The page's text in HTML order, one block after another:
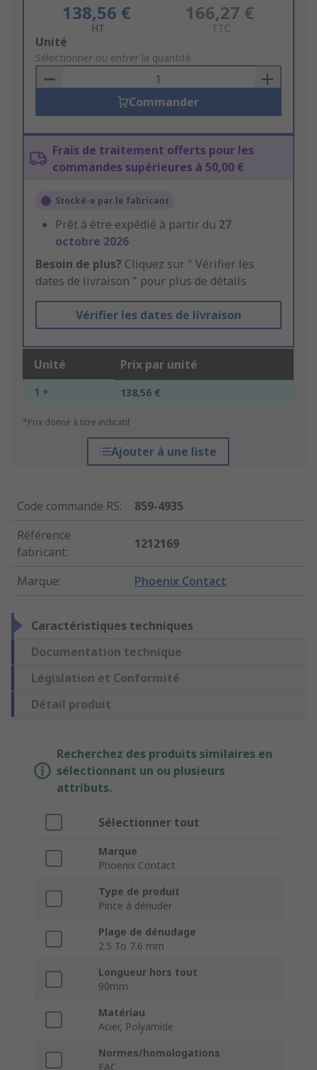
138,56 €
HT
166,27 €
TTC
Add
to
Basket
Unité
Sélectionner ou entrer la quantité
Commander
Frais de traitement offerts pour les
commandes supérieures à 50,00 €
Stocké-e par le fabricant
Prêt à être expédié à partir du 27
octobre 2026
Besoin de plus? Cliquez sur " Vérifier les
dates de livraison " pour plus de détails
Vérifier les dates de livraison
Unité Prix par unité
1 + 138,56 €
*Prix donné à titre indicatif
Ajouter à une liste
Code commande RS:
859-4935
Référence
fabricant:
1212169
Marque: Phoenix Contact
Caractéristiques techniques
Documentation technique
Législation et Conformité
Détail produit
Recherchez des produits similaires en
sélectionnant un ou plusieurs
attributs.
Sélectionner tout
Marque
Phoenix Contact
Type de produit
Pince à dénuder
Plage de dénudage
2.5 To 7.6 mm
Longueur hors tout
90mm
Matériau
Acier, Polyamide
Normes/homologations
EAC